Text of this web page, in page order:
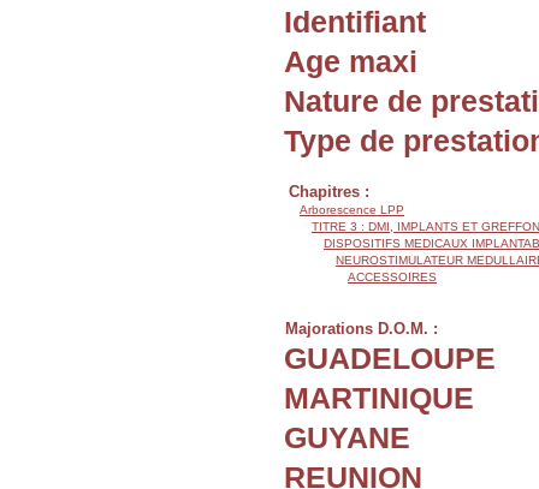
Identifiant
Age maxi
Nature de
Type de
Chapitres :
Arborescence LPP
TITRE 3 : DMI, IMPLANTS ET
DISPOSITIFS MEDICAUX
NEUROSTIMULATEUR
ACCESSOIRES
Majorations D.O.M. :
GUADELOUPE
MARTINIQUE
GUYANE
REUNION